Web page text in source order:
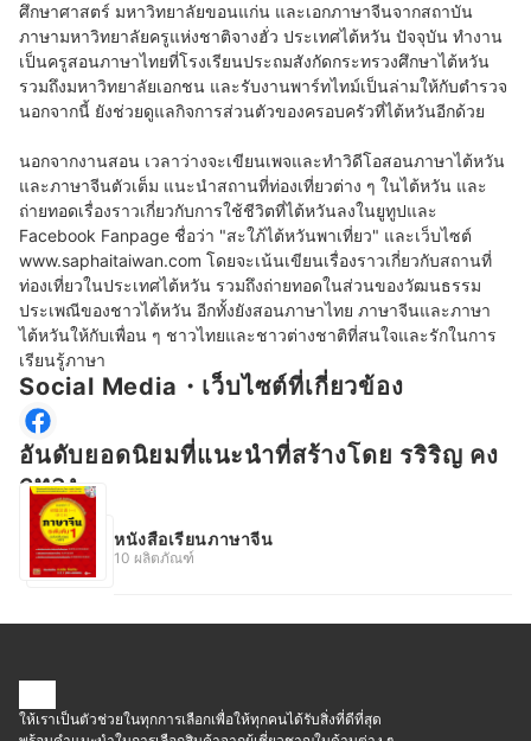
ศึกษาศาสตร์ มหาวิทยาลัยขอนแก่น และเอกภาษาจีนจากสถาบัน
ภาษามหาวิทยาลัยครูแห่งชาติจางฮั่ว ประเทศไต้หวัน ปัจจุบัน ทำงาน
เป็นครูสอนภาษาไทยที่โรงเรียนประถมสังกัดกระทรวงศึกษาไต้หวัน
รวมถึงมหาวิทยาลัยเอกชน และรับงานพาร์ทไทม์เป็นล่ามให้กับตำรวจ
นอกจากนี้ ยังช่วยดูแลกิจการส่วนตัวของครอบครัวที่ไต้หวันอีกด้วย
นอกจากงานสอน เวลาว่างจะเขียนเพจและทำวิดีโอสอนภาษาไต้หวัน
และภาษาจีนตัวเต็ม แนะนำสถานที่ท่องเที่ยวต่าง ๆ ในไต้หวัน และ
ถ่ายทอดเรื่องราวเกี่ยวกับการใช้ชีวิตที่ไต้หวันลงในยูทูปและ
Facebook Fanpage ชื่อว่า "สะใภ้ไต้หวันพาเที่ยว" และเว็บไซต์
www.saphaitaiwan.com โดยจะเน้นเขียนเรื่องราวเกี่ยวกับสถานที่
ท่องเที่ยวในประเทศไต้หวัน รวมถึงถ่ายทอดในส่วนของวัฒนธรรม
ประเพณีของชาวไต้หวัน อีกทั้งยังสอนภาษาไทย ภาษาจีนและภาษา
ไต้หวันให้กับเพื่อน ๆ ชาวไทยและชาวต่างชาติที่สนใจและรักในการ
Social Media・เว็บไซต์ที่เกี่ยวข้อง
อันดับยอดนิยมที่แนะนำที่สร้างโดย รริริญ คง
กุทอง
หนังสือเรียนภาษาจีน
10 ผลิตภัณฑ์
ให้เราเป็นตัวช่วยในทุกการเลือกเพื่อให้ทุกคนได้รับสิ่งที่ดีที่สุด